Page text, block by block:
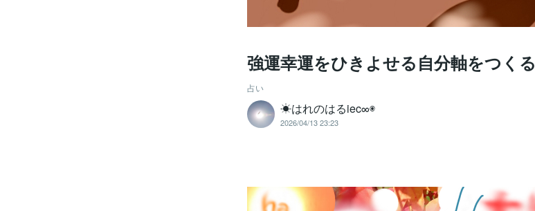
強運幸運をひきよせる自分軸をつくる
占い
☀はれのはるiec∞◉
2026/04/13 23:23